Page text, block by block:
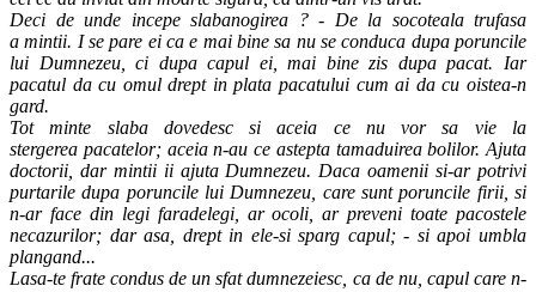
Deci de unde incepe slabanogirea ? - De la socoteala trufasa
a mintii. I se pare ei ca e mai bine sa nu se conduca dupa poruncile
lui Dumnezeu, ci dupa capul ei, mai bine zis dupa pacat. Iar
pacatul da cu omul drept in plata pacatului cum ai da cu oistea-n
gard.
Tot minte slaba dovedesc si aceia ce nu vor sa vie la
stergerea pacatelor; aceia n-au ce astepta tamaduirea bolilor. Ajuta
doctorii, dar mintii ii ajuta Dumnezeu. Daca oamenii si-ar potrivi
purtarile dupa poruncile lui Dumnezeu, care sunt poruncile firii, si
n-ar face din legi faradelegi, ar ocoli, ar preveni toate pacostele
necazurilor; dar asa, drept in ele-si sparg capul; - si apoi umbla
plangand...
Lasa-te frate condus de un sfat dumnezeiesc, ca de nu, capul care n-